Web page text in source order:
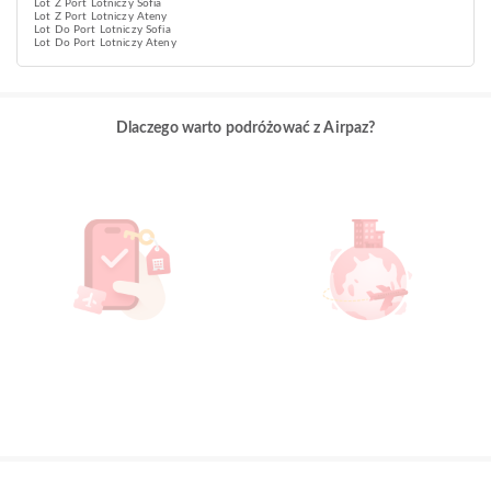
Lot Z Port Lotniczy Sofia
Lot Z Port Lotniczy Ateny
Lot Do Port Lotniczy Sofia
Lot Do Port Lotniczy Ateny
Dlaczego warto podróżować z Airpaz?